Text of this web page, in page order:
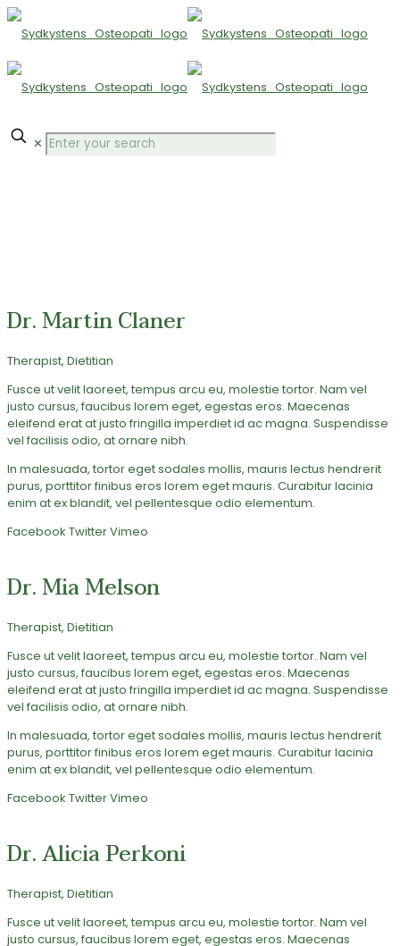
✕
Dr. Martin Claner
Therapist, Dietitian
Fusce ut velit laoreet, tempus arcu eu, molestie tortor. Nam vel
justo cursus, faucibus lorem eget, egestas eros. Maecenas
eleifend erat at justo fringilla imperdiet id ac magna. Suspendisse
vel facilisis odio, at ornare nibh.
In malesuada, tortor eget sodales mollis, mauris lectus hendrerit
purus, porttitor finibus eros lorem eget mauris. Curabitur lacinia
enim at ex blandit, vel pellentesque odio elementum.
Facebook TwitterVimeo
Dr. Mia Melson
Therapist, Dietitian
Fusce ut velit laoreet, tempus arcu eu, molestie tortor. Nam vel
justo cursus, faucibus lorem eget, egestas eros. Maecenas
eleifend erat at justo fringilla imperdiet id ac magna. Suspendisse
vel facilisis odio, at ornare nibh.
In malesuada, tortor eget sodales mollis, mauris lectus hendrerit
purus, porttitor finibus eros lorem eget mauris. Curabitur lacinia
enim at ex blandit, vel pellentesque odio elementum.
Facebook TwitterVimeo
Dr. Alicia Perkoni
Therapist, Dietitian
Fusce ut velit laoreet, tempus arcu eu, molestie tortor. Nam vel
justo cursus, faucibus lorem eget, egestas eros. Maecenas